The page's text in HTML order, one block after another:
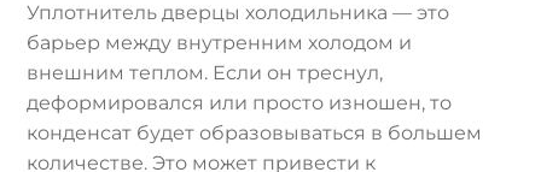
Уплотнитель дверцы холодильника — это
барьер между внутренним холодом и
внешним теплом. Если он треснул,
деформировался или просто изношен, то
конденсат будет образовываться в большем
количестве. Это может привести к